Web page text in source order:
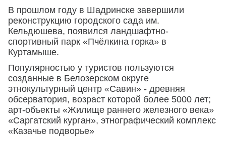
В прошлом году в Шадринске завершили
реконструкцию городского сада им.
Кельдюшева, появился ландшафтно-
спортивный парк «Пчёлкина горка» в
Куртамыше.
Популярностью у туристов пользуются
созданные в Белозерском округе
этнокультурный центр «Савин» - древняя
обсерватория, возраст которой более 5000 лет;
арт-объекты «Жилище раннего железного века»
«Саргатский курган», этнографический комплекс
«Казачье подворье»